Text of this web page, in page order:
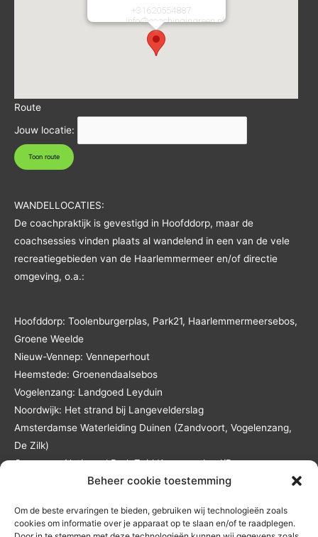
Beheer cookie toestemming
Om de beste ervaringen te bieden, gebruiken wij technologieën zoals
cookies om informatie over je apparaat op te slaan en/of te raadplegen.
+31620554887
E-mail:info@coachingingreen.nl
https://coachingingreen.nl/
Route
Jouw locatie:
WANDELLOCATIES:
De coachpraktijk is gevestigd in Hoofddorp, maar de
coachsessies vinden plaats al wandelend in een van de vele
recreatiegebieden van de Haarlemmermeer en/of directie
omgeving, o.a.:
Hoofddorp: Toolenburgerplas, Park21, Haarlemmermeersebos,
Groene Weelde
Nieuw-Vennep: Venneperhout
Heemstede: Groenendaalsebos
Vogelenzang: Landgoed Leyduin
Noordwijk: Het strand bij Langevelderslag
Amsterdamse Waterleiding Duinen (Zandvoort, Vogelenzang,
De Zilk)
Overveen: Nationaal Park Zuid Kennemerland/De
Kennemerduinen
Andere locaties in overleg en tegen reistijd- en
reiskostenvergoeding.